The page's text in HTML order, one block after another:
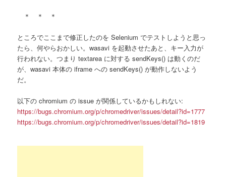
＊ ＊ ＊
ところでここまで修正したのを Selenium でテストしようと思っ
たら、何やらおかしい。wasavi を起動させたあと、キー入力が
行われない。つまり textarea に対する sendKeys() は動くのだ
が、wasavi 本体の iframe への sendKeys() が動作しないよう
だ。
以下の chromium の issue が関係しているかもしれない:
https://bugs.chromium.org/p/chromedriver/issues/detail?id=1777
https://bugs.chromium.org/p/chromedriver/issues/detail?id=1819